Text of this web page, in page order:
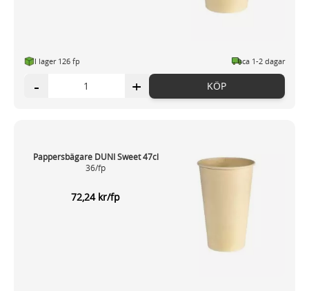
I lager 126 fp ca 1-2 dagar
- + KÖP
Pappersbägare DUNI Sweet 47cl
36/fp
72,24 kr/fp